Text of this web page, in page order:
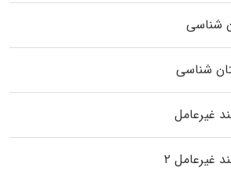
شناسی
شناسی
غیرعامل
غیرعامل ۲